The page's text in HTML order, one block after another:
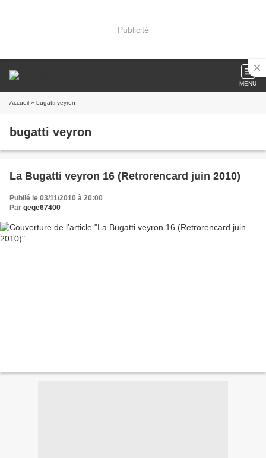
Publicité
MENU
Accueil » bugatti veyron
bugatti veyron
La Bugatti veyron 16 (Retrorencard juin 2010)
Publié le 03/11/2010 à 20:00
Par gege67400